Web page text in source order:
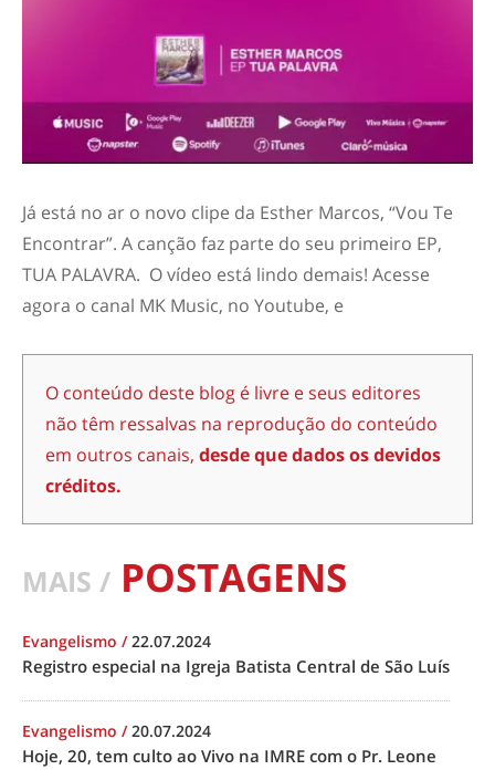
Já está no ar o novo clipe da Esther Marcos, “Vou Te
Encontrar”. A canção faz parte do seu primeiro EP,
TUA PALAVRA. O vídeo está lindo demais! Acesse
agora o canal MK Music, no Youtube, e
O conteúdo deste blog é livre e seus editores
não têm ressalvas na reprodução do conteúdo
em outros canais, desde que dados os devidos
créditos.
MAIS / POSTAGENS
Evangelismo /22.07.2024
Registro especial na Igreja Batista Central de São Luís
Evangelismo /20.07.2024
Hoje, 20, tem culto ao Vivo na IMRE com o Pr. Leone